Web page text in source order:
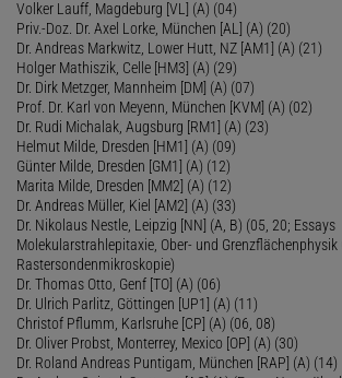
Volker Lauff, Magdeburg [VL] (A) (04)
Priv.-Doz. Dr. Axel Lorke, München [AL] (A) (20)
Dr. Andreas Markwitz, Lower Hutt, NZ [AM1] (A) (21)
Holger Mathiszik, Celle [HM3] (A) (29)
Dr. Dirk Metzger, Mannheim [DM] (A) (07)
Prof. Dr. Karl von Meyenn, München [KVM] (A) (02)
Dr. Rudi Michalak, Augsburg [RM1] (A) (23)
Helmut Milde, Dresden [HM1] (A) (09)
Günter Milde, Dresden [GM1] (A) (12)
Marita Milde, Dresden [MM2] (A) (12)
Dr. Andreas Müller, Kiel [AM2] (A) (33)
Dr. Nikolaus Nestle, Leipzig [NN] (A, B) (05, 20; Essays
Molekularstrahlepitaxie, Ober- und Grenzflächenphysik
Rastersondenmikroskopie)
Dr. Thomas Otto, Genf [TO] (A) (06)
Dr. Ulrich Parlitz, Göttingen [UP1] (A) (11)
Christof Pflumm, Karlsruhe [CP] (A) (06, 08)
Dr. Oliver Probst, Monterrey, Mexico [OP] (A) (30)
Dr. Roland Andreas Puntigam, München [RAP] (A) (14)